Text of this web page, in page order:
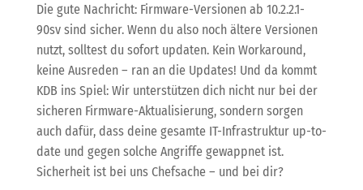
Die gute Nachricht: Firmware-Versionen ab 10.2.2.1-
90sv sind sicher. Wenn du also noch ältere Versionen
nutzt, solltest du sofort updaten. Kein Workaround,
keine Ausreden – ran an die Updates! Und da kommt
KDB ins Spiel: Wir unterstützen dich nicht nur bei der
sicheren Firmware-Aktualisierung, sondern sorgen
auch dafür, dass deine gesamte IT-Infrastruktur up-to-
date und gegen solche Angriffe gewappnet ist.
Sicherheit ist bei uns Chefsache – und bei dir?